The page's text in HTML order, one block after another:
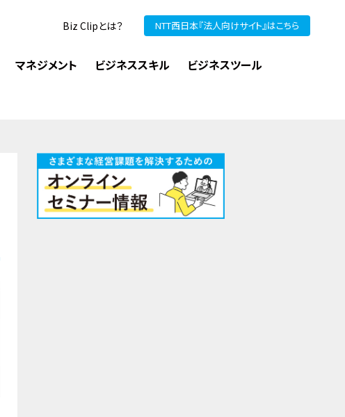
Biz Clipとは？ NTT西日本『法人向けサイト』はこちら
マネジメント ビジネススキル ビジネスツール